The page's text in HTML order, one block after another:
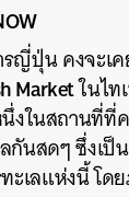
ญี่ปุ่น คงจะเ
Marketในไท
งในสถานที่ที่
กันสดๆ ซึ่งเป็
ะเลแห่งนี้ โด